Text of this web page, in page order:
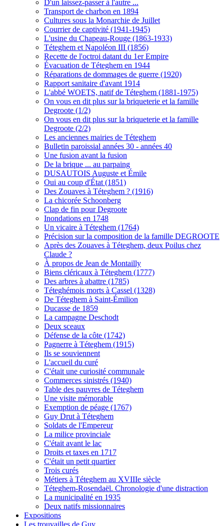
D'un laissez-passer à l'autre ...
Transport de charbon en 1894
Cultures sous la Monarchie de Juillet
Courrier de captivité (1941-1945)
L'usine du Chapeau-Rouge (1863-1933)
Téteghem et Napoléon III (1856)
Recette de l'octroi datant du 1er Empire
Évacuation de Téteghem en 1944
Réparations de dommages de guerre (1920)
Rapport sanitaire d'avant 1914
L'abbé WOETS, natif de Téteghem (1881-1975)
On vous en dit plus sur la briqueterie et la famille
Degroote (1/2)
On vous en dit plus sur la briqueterie et la famille
Degroote (2/2)
Les anciennes mairies de Téteghem
Bulletin paroissial années 30 - années 40
Une fusion avant la fusion
De la brique ... au parpaing
DUSAUTOIS Auguste et Émile
Oui au coup d'État (1851)
Des Zouaves à Téteghem ? (1916)
La chicorée Schoonberg
Clap de fin pour Degroote
Inondations en 1748
Un vicaire à Téteghem (1764)
Précision sur la composition de la famille DEGROOTE
Après des Zouaves à Téteghem, deux Poilus chez
Claude ?
À propos de Jean de Montailly
Biens cléricaux à Téteghem (1777)
Des arbres à abattre (1785)
Téteghémois morts à Cassel (1328)
De Téteghem à Saint-Émilion
Ducasse de 1859
La campagne Deschodt
Deux sceaux
Défense de la côte (1742)
Pagnerre à Téteghem (1915)
Ils se souviennent
L'accueil du curé
C'était une curiosité communale
Commerces sinistrés (1940)
Table des pauvres de Téteghem
Une visite mémorable
Exemption de péage (1767)
Guy Drut à Téteghem
Soldats de l'Empereur
La milice provinciale
C'était avant le lac
Droits et taxes en 1717
C'était un petit quartier
Trois curés
Métiers à Téteghem au XVIIIe siècle
Téteghem-Rosendaël. Chronologie d'une distraction
La municipalité en 1935
Deux natifs missionnaires
Expositions